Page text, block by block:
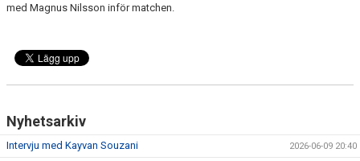
med Magnus Nilsson inför matchen.
Nyhetsarkiv
Intervju med Kayvan Souzani 2026-06-09 20:40